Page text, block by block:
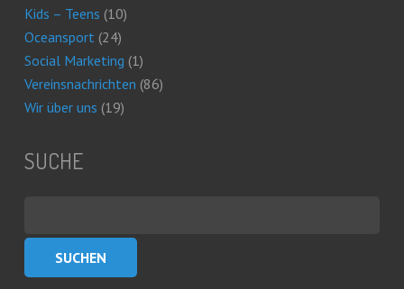
Kids – Teens (10)
Oceansport(24)
Social Marketing (1)
Vereinsnachrichten (86)
Wir über uns (19)
SUCHE